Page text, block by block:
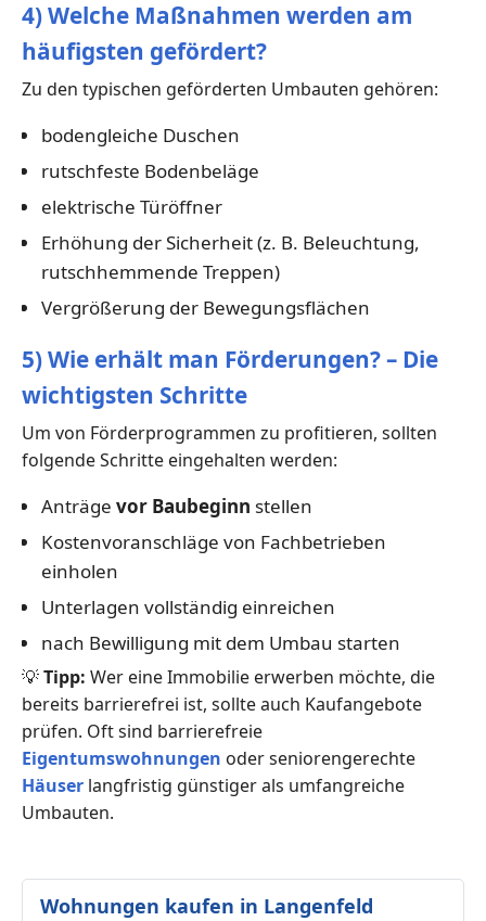
4) Welche Maßnahmen werden am
häufigsten gefördert?
Zu den typischen geförderten Umbauten gehören:
bodengleiche Duschen
rutschfeste Bodenbeläge
elektrische Türöffner
Erhöhung der Sicherheit (z. B. Beleuchtung,
rutschhemmende Treppen)
Vergrößerung der Bewegungsflächen
5) Wie erhält man Förderungen? – Die
wichtigsten Schritte
Um von Förderprogrammen zu profitieren, sollten
folgende Schritte eingehalten werden:
Anträge vor Baubeginn stellen
Kostenvoranschläge von Fachbetrieben
einholen
Unterlagen vollständig einreichen
nach Bewilligung mit dem Umbau starten
💡Tipp: Wer eine Immobilie erwerben möchte, die
bereits barrierefrei ist, sollte auch Kaufangebote
prüfen. Oft sind barrierefreie
Eigentumswohnungen oder seniorengerechte
Häuser langfristig günstiger als umfangreiche
Umbauten.
Wohnungen kaufen in Langenfeld